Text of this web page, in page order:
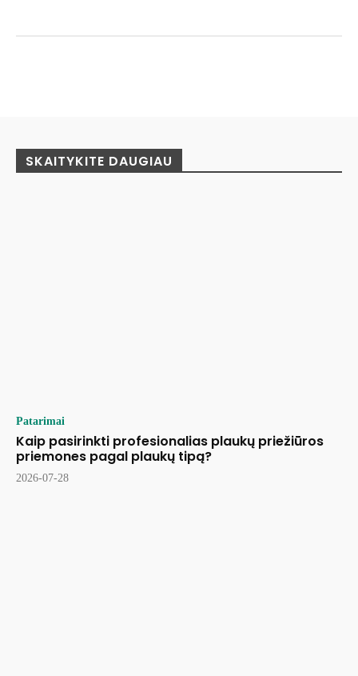
SKAITYKITE DAUGIAU
Patarimai
Kaip pasirinkti profesionalias plaukų priežiūros
priemones pagal plaukų tipą?
2026-07-28